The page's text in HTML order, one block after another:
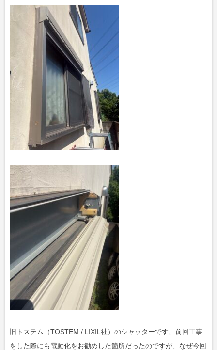
旧トステム（TOSTEM / LIXIL社）のシャッターです。前回工事
をした際にも電動化をお勧めした箇所だったのですが、なぜ今回